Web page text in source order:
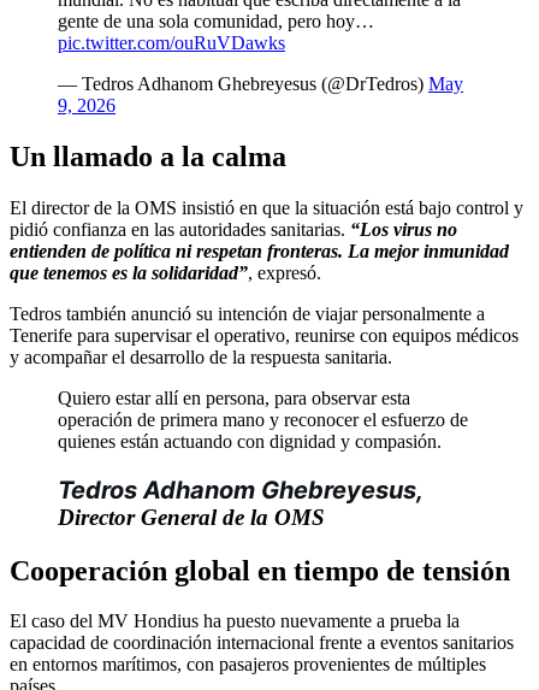
gente de una sola comunidad, pero hoy…
pic.twitter.com/ouRuVDawks
— Tedros Adhanom Ghebreyesus (@DrTedros) May
9, 2026
Un llamado a la calma
El director de la OMS insistió en que la situación está bajo control y
pidió confianza en las autoridades sanitarias. “Los virus no
entienden de política ni respetan fronteras. La mejor inmunidad
que tenemos es la solidaridad”, expresó.
Tedros también anunció su intención de viajar personalmente a
Tenerife para supervisar el operativo, reunirse con equipos médicos
y acompañar el desarrollo de la respuesta sanitaria.
Quiero estar allí en persona, para observar esta
operación de primera mano y reconocer el esfuerzo de
quienes están actuando con dignidad y compasión.
Director General de la OMS
Cooperación global en tiempo de tensión
El caso del MV Hondius ha puesto nuevamente a prueba la
capacidad de coordinación internacional frente a eventos sanitarios
en entornos marítimos, con pasajeros provenientes de múltiples